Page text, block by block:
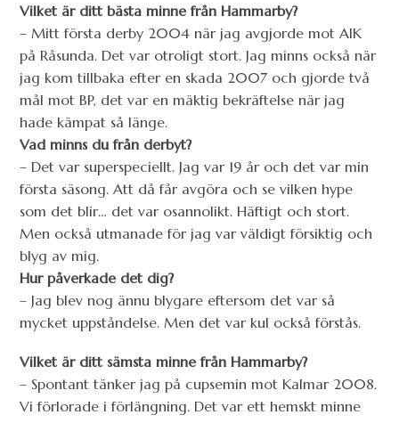
Vilket är ditt bästa minne från Hammarby?
– Mitt första derby 2004 när jag avgjorde mot AIK
på Råsunda. Det var otroligt stort. Jag minns också när
jag kom tillbaka efter en skada 2007 och gjorde två
mål mot BP, det var en mäktig bekräftelse när jag
hade kämpat så länge.
Vad minns du från derbyt?
– Det var superspeciellt. Jag var 19 år och det var min
första säsong. Att då får avgöra och se vilken hype
som det blir… det var osannolikt. Häftigt och stort.
Men också utmanade för jag var väldigt försiktig och
blyg av mig.
Hur påverkade det dig?
– Jag blev nog ännu blygare eftersom det var så
mycket uppståndelse. Men det var kul också förstås.
Vilket är ditt sämsta minne från Hammarby?
– Spontant tänker jag på cupsemin mot Kalmar 2008.
Vi förlorade i förlängning. Det var ett hemskt minne